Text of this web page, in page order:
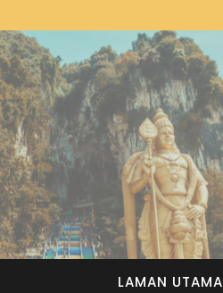
LAMAN UTAMA